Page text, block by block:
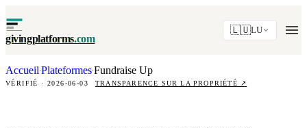
givingplatforms.com
🇱🇺LU
Accueil·Plateformes·Fundraise Up
VÉRIFIÉ · 2026-06-03 TRANSPARENCE SUR LA PROPRIÉTÉ ↗